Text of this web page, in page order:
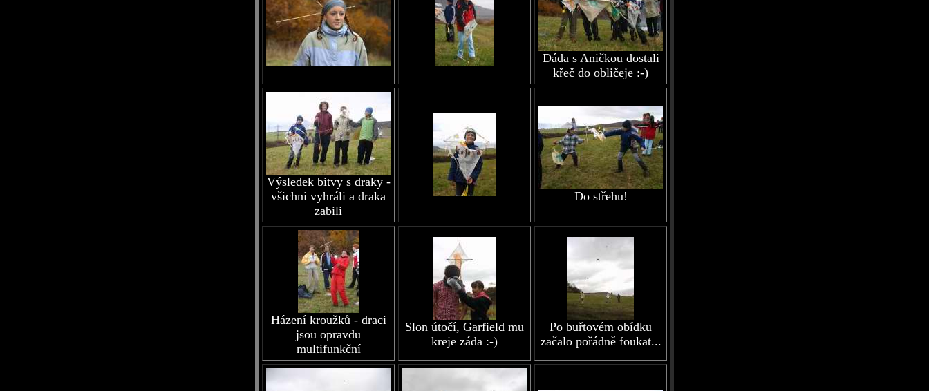
Dáda s Aničkou dostali
křeč do obličeje :-)
Výsledek bitvy s draky -
všichni vyhráli a draka
zabili
Do střehu!
Házení kroužků - draci
jsou opravdu
multifunkční
Slon útočí, Garfield mu
kreje záda :-)
Po buřtovém obídku
začalo pořádně foukat...